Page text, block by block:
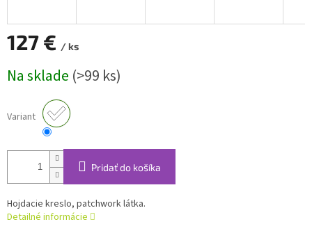
127 € / ks
cena:
Na sklade (>99 ks)
Variant
Pridať do košíka
Hojdacie kreslo, patchwork látka.
Detailné informácie